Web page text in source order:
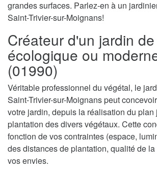
grandes surfaces. Parlez-en à un
Saint-Trivier-sur-Moignans!
Créateur d'un jardin
écologique ou
(01990)
Véritable professionnel du végétal, le
Saint-Trivier-sur-Moignans peut
votre jardin, depuis la réalisation du plan
plantation des divers végétaux. Cette
fonction de vos contraintes (espace,
des distances de plantation, qualité de la
vos envies.